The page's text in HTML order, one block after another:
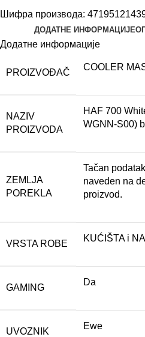
Шифра производа:
ДОДАТНЕ ИНФОРМАЦИЈЕ
Додатне информације
PROIZVOĐAČ
COOLER
NAZIV
PROIZVODA
HAF 700
WGNN-S00)
ZEMLJA
POREKLA
Tačan
naveden na
proizvod.
VRSTA ROBE
KUĆIŠTA i
GAMING
Da
UVOZNIK
Ewe